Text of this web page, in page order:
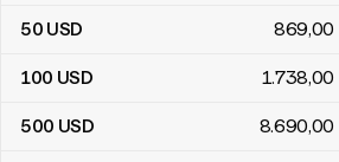
50 USD 869,00
100 USD 1.738,00
500 USD 8.690,00